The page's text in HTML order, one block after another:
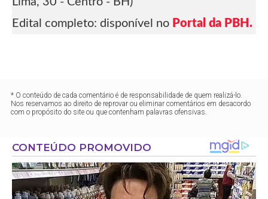
Edital completo: disponível no Portal da PBH.
* O conteúdo de cada comentário é de responsabilidade de quem realizá-lo.
Nos reservamos ao direito de reprovar ou eliminar comentários em desacordo
com o propósito do site ou que contenham palavras ofensivas.